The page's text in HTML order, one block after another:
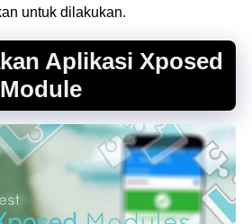
untuk dilakukan.
Aplikasi Xposed